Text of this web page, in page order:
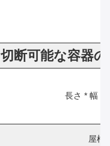
切断可能な容器
長さ * 幅 *
屋根